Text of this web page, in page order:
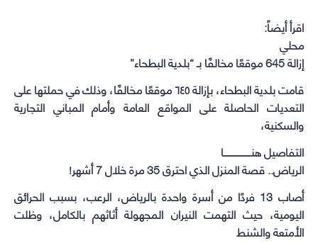
اقرأ أيضاً:
محلي
إزالة 645 موقعًا مخالفًا بـ “بلدية البطحاء”
قامت بلدية البطحاء، بإزالة ٦٤٥ موقعًا مخالفًا، وذلك في حملتها على
التعديات الحاصلة على المواقع العامة وأمام المباني التجارية
والسكنية،
التفاصيل هنـــــــــــــــــــا
الرياض.. قصة المنزل الذي احترق 35 مرة خلال 7 أشهر!
أصاب 13 فردًا من أسرة واحدة بالرياض، الرعب، بسبب الحرائق
اليومية، حيث التهمت النيران المجهولة أثاثهم بالكامل، وظلت
الأمتعة والشنط